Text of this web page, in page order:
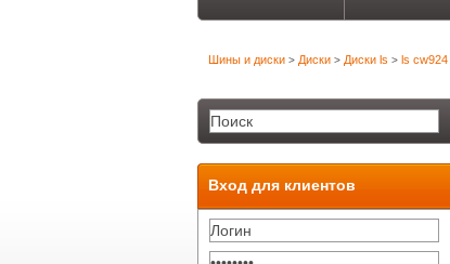
Шины и диски > Диски > Диски ls > ls cw924
Вход для клиентов